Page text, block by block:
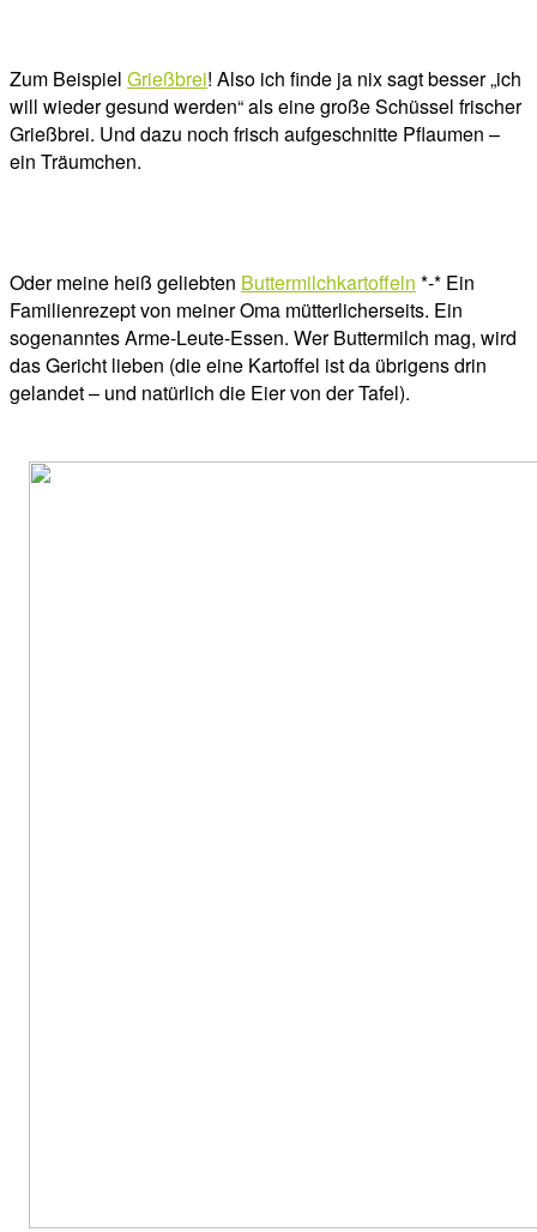
Zum Beispiel Grießbrei! Also ich finde ja nix sagt besser „ich
will wieder gesund werden“ als eine große Schüssel frischer
Grießbrei. Und dazu noch frisch aufgeschnitte Pflaumen –
ein Träumchen.
Oder meine heiß geliebten Buttermilchkartoffeln *-* Ein
Familienrezept von meiner Oma mütterlicherseits. Ein
sogenanntes Arme-Leute-Essen. Wer Buttermilch mag, wird
das Gericht lieben (die eine Kartoffel ist da übrigens drin
gelandet – und natürlich die Eier von der Tafel).